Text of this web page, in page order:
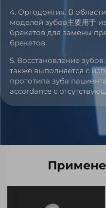
4. Ортодонтия. В
моделей зубов主要用于
брекетов для замены
брекетов.
5. Восстановление
также выполняется с
прототипа зуба
accordance с